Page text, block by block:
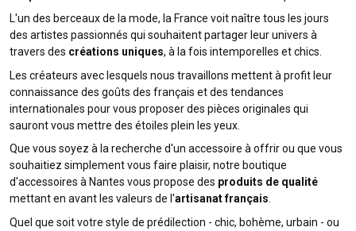
L'un des berceaux de la mode, la France voit naître tous les jours
des artistes passionnés qui souhaitent partager leur univers à
travers des créations uniques, à la fois intemporelles et chics.
Les créateurs avec lesquels nous travaillons mettent à profit leur
connaissance des goûts des français et des tendances
internationales pour vous proposer des pièces originales qui
sauront vous mettre des étoiles plein les yeux.
Que vous soyez à la recherche d'un accessoire à offrir ou que vous
souhaitiez simplement vous faire plaisir, notre boutique
d'accessoires à Nantes vous propose des produits de qualité
mettant en avant les valeurs de l'artisanat français.
Quel que soit votre style de prédilection - chic, bohème, urbain - ou